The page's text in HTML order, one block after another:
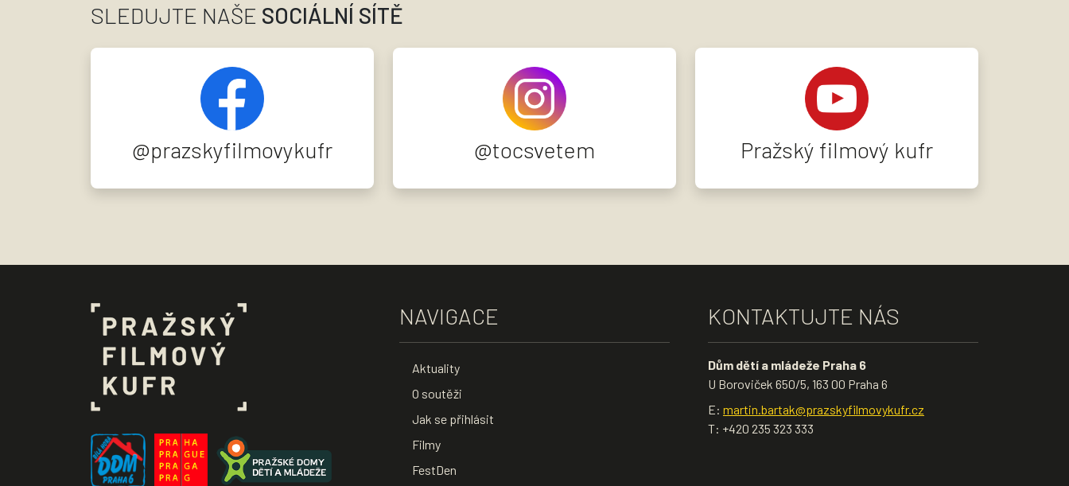
SLEDUJTE NAŠE SOCIÁLNÍ SÍTĚ
@prazskyfilmovykufr @tocsvetem Pražský filmový kufr
NAVIGACE
Aktuality
O soutěži
Jak se přihlásit
Filmy
FestDen
KONTAKTUJTE NÁS
Dům dětí a mládeže Praha 6
U Boroviček 650/5, 163 00 Praha 6
E: martin.bartak@prazskyfilmovykufr.cz
T: +420 235 323 333